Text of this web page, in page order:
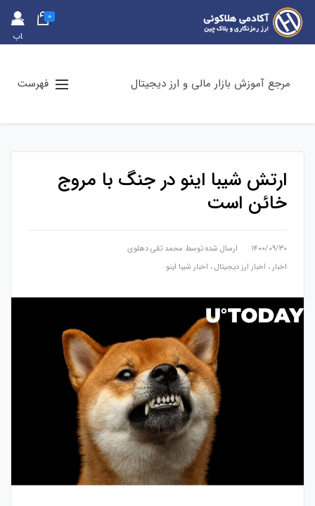
حس
اب
0
مرجع آموزش بازار مالی و ارز دیجیتال فهرست
ارتش شیبا اینو در جنگ با مروج
خائن است
۱۴۰۰/۰۹/۳۰ ارسال شده توسط محمد تقی دهلوی
اخبار ، اخبار ارز دیجیتال، اخبار شیبا اینو